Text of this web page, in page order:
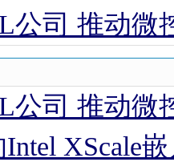
公司 推动微
公司 推动微
XScale